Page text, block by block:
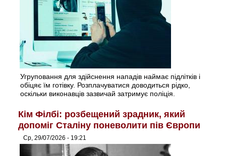
Угруповання для здійснення нападів наймає підлітків і
обіцяє їм готівку. Розплачуватися доводиться рідко,
оскільки виконавців зазвичай затримує поліція.
Кім Філбі: розбещений зрадник, який
допоміг Сталіну поневолити пів Європи
Ср, 29/07/2026 - 19:21